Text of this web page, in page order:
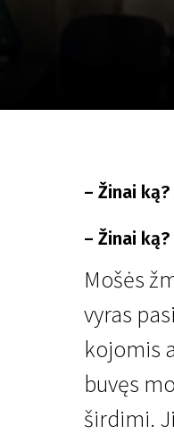
– Žinai
– Žinai
Mošės
vyras
kojomis
buvęs
širdimi.